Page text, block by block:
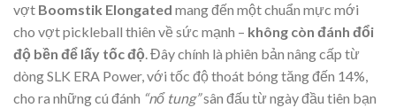
vợt Boomstik Elongated mang đến một chuẩn mực mới
cho vợt pickleball thiên về sức mạnh – không còn đánh đổi
độ bền để lấy tốc độ. Đây chính là phiên bản nâng cấp từ
dòng SLK ERA Power, với tốc độ thoát bóng tăng đến 14%,
cho ra những cú đánh “nổ tung”sân đấu từ ngày đầu tiên bạn